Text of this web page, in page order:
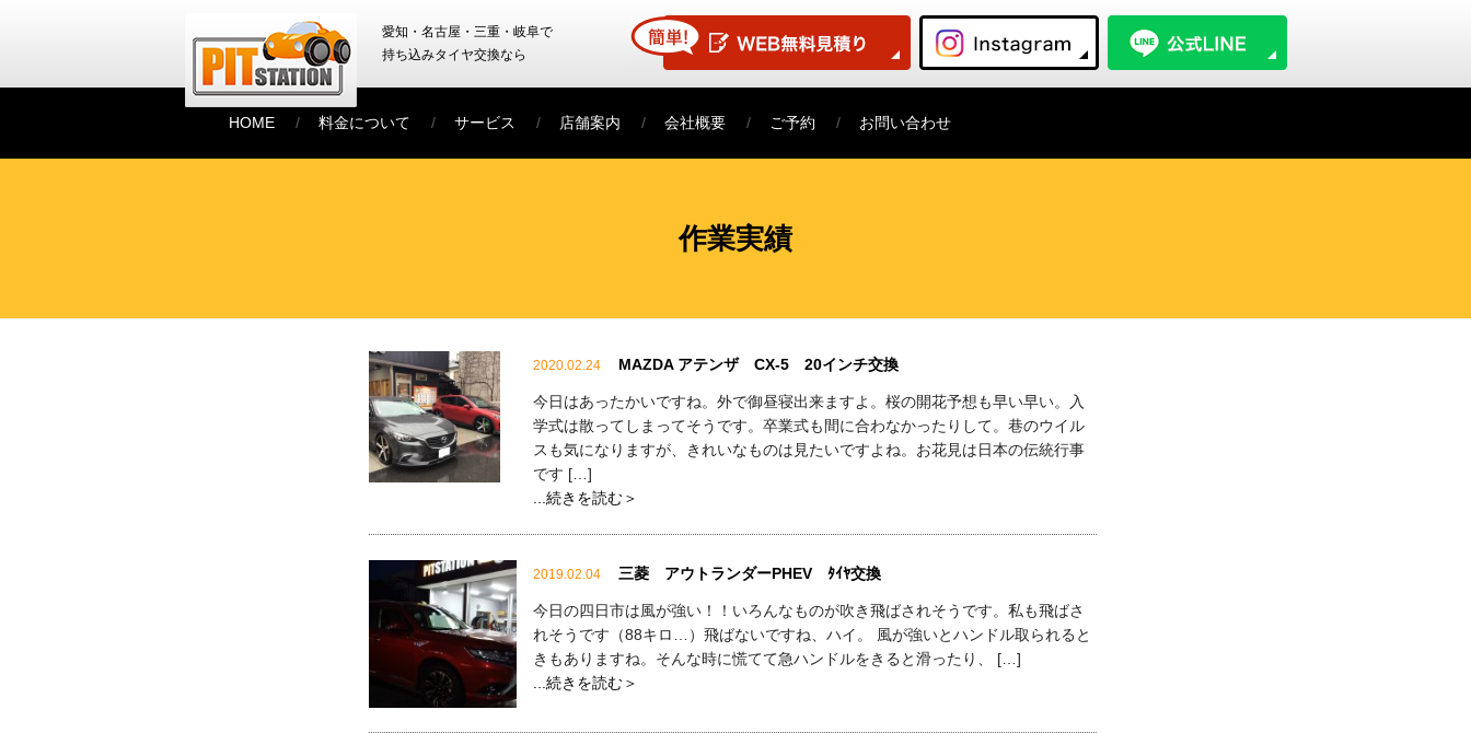
愛知・名古屋・三重・岐阜で
持ち込みタイヤ交換なら
HOME 料金について サービス 店舗案内 会社概要 ご予約 お問い合わせ
作業実績
2020.02.24 MAZDA アテンザ CX-5 20インチ交換
今日はあったかいですね。外で御昼寝出来ますよ。桜の開花予想も早い早い。入
学式は散ってしまってそうです。卒業式も間に合わなかったりして。巷のウイル
スも気になりますが、きれいなものは見たいですよね。お花見は日本の伝統行事
です […]
...続きを読む＞
2019.02.04 三菱 アウトランダーPHEV ﾀｲﾔ交換
今日の四日市は風が強い！！いろんなものが吹き飛ばされそうです。私も飛ばさ
れそうです（88キロ…）飛ばないですね、ハイ。 風が強いとハンドル取られると
きもありますね。そんな時に慌てて急ハンドルをきると滑ったり、 […]
...続きを読む＞